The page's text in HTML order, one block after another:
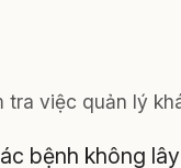
việc quản lý
bệnh không